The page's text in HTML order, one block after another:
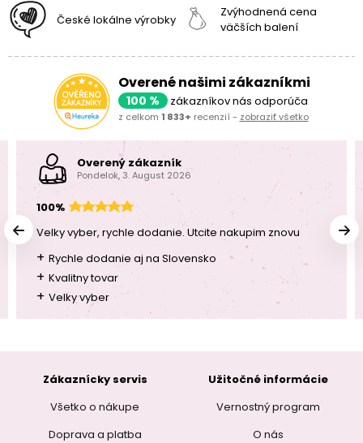
České lokálne výrobky
Zvýhodnená cena
väčších balení
Overené našimi zákazníkmi
100 % zákazníkov nás odporúča
z celkom 1 833+ recenzií - zobraziť všetko
Overený zákazník
Pondelok, 3. August 2026
100%
Velky vyber, rychle dodanie. Utcite nakupim znovu
+ Rychle dodanie aj na Slovensko
+ Kvalitny tovar
+ Velky vyber
Zákaznícky servis
Všetko o nákupe
Doprava a platba
Užitočné informácie
Vernostný program
O nás